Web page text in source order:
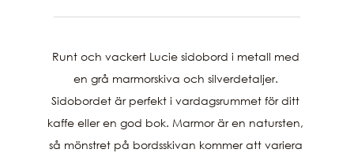
Runt och vackert Lucie sidobord i metall med
en grå marmorskiva och silverdetaljer.
Sidobordet är perfekt i vardagsrummet för ditt
kaffe eller en god bok. Marmor är en natursten,
så mönstret på bordsskivan kommer att variera